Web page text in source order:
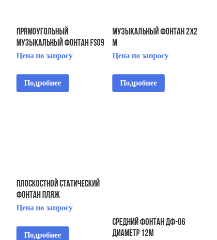
Прямоугольный
музыкальный фонтан FS09
Цена по запросу
Подробнее
Музыкальный фонтан 2х2
м
Цена по запросу
Подробнее
Плоскостной статический
фонтан Пляж
Цена по запросу
Подробнее
Средний фонтан ДФ-06
диаметр 12м